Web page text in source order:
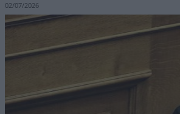
02/07/2026